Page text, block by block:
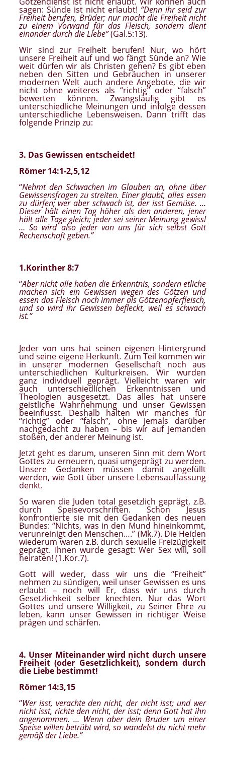
sagen: Sünde ist nicht erlaubt! “Denn ihr seid zur
Freiheit berufen, Brüder; nur macht die Freiheit nicht
zu einem Vorwand für das Fleisch, sondern dient
einander durch die Liebe”(Gal.5:13).
Wir sind zur Freiheit berufen! Nur, wo hört
unsere Freiheit auf und wo fängt Sünde an? Wie
weit dürfen wir als Christen gehen? Es gibt eben
neben den Sitten und Gebräuchen in unserer
modernen Welt auch andere Angebote, die wir
nicht ohne weiteres als “richtig” oder “falsch”
bewerten können. Zwangsläufig gibt es
unterschiedliche Meinungen und infolge dessen
unterschiedliche Lebensweisen. Dann trifft das
folgende Prinzip zu:
3. Das Gewissen entscheidet!
Römer 14:1-2,5,12
“Nehmt den Schwachen im Glauben an, ohne über
Gewissensfragen zu streiten. Einer glaubt, alles essen
zu dürfen; wer aber schwach ist, der isst Gemüse. …
Dieser hält einen Tag höher als den anderen, jener
hält alle Tage gleich; jeder sei seiner Meinung gewiss!
… So wird also jeder von uns für sich selbst Gott
Rechenschaft geben.”
1.Korinther 8:7
“Aber nicht alle haben die Erkenntnis, sondern etliche
machen sich ein Gewissen wegen des Götzen und
essen das Fleisch noch immer als Götzenopferfleisch,
und so wird ihr Gewissen befleckt, weil es schwach
ist.”
Jeder von uns hat seinen eigenen Hintergrund
und seine eigene Herkunft. Zum Teil kommen wir
in unserer modernen Gesellschaft noch aus
unterschiedlichen Kulturkreisen. Wir wurden
ganz individuell geprägt. Vielleicht waren wir
auch unterschiedlichen Erkenntnissen und
Theologien ausgesetzt. Das alles hat unsere
geistliche Wahrnehmung und unser Gewissen
beeinflusst. Deshalb halten wir manches für
“richtig” oder “falsch”, ohne jemals darüber
nachgedacht zu haben – bis wir auf jemanden
stoßen, der anderer Meinung ist.
Jetzt geht es darum, unseren Sinn mit dem Wort
Gottes zu erneuern, quasi umgeprägt zu werden.
Unsere Gedanken müssen damit angefüllt
werden, wie Gott über unsere Lebensauffassung
denkt.
So waren die Juden total gesetzlich geprägt, z.B.
durch Speisevorschriften. Schon Jesus
konfrontierte sie mit den Gedanken des neuen
Bundes: “Nichts, was in den Mund hineinkommt,
verunreinigt den Menschen….” (Mk.7). Die Heiden
wiederum waren z.B. durch sexuelle Freizügigkeit
geprägt. Ihnen wurde gesagt: Wer Sex will, soll
heiraten! (1.Kor.7).
Gott will weder, dass wir uns die “Freiheit”
nehmen zu sündigen, weil unser Gewissen es uns
erlaubt – noch will Er, dass wir uns durch
Gesetzlichkeit selber knechten. Nur das Wort
Gottes und unsere Willigkeit, zu Seiner Ehre zu
leben, kann unser Gewissen in richtiger Weise
prägen und schärfen.
4. Unser Miteinander wird nicht durch unsere
Freiheit (oder Gesetzlichkeit), sondern durch
die Liebe bestimmt!
Römer 14:3,15
“Wer isst, verachte den nicht, der nicht isst; und wer
nicht isst, richte den nicht, der isst; denn Gott hat ihn
angenommen. … Wenn aber dein Bruder um einer
Speise willen betrübt wird, so wandelst du nicht mehr
gemäß der Liebe.”